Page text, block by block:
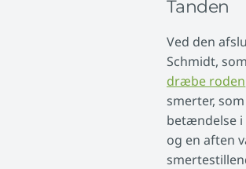
Tanden
Ved den
Schmidt,
dræbe roden
smerter,
betændelse i
og en aften